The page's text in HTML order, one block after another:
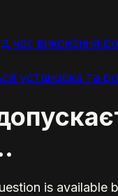
час виконання
установка та
is available